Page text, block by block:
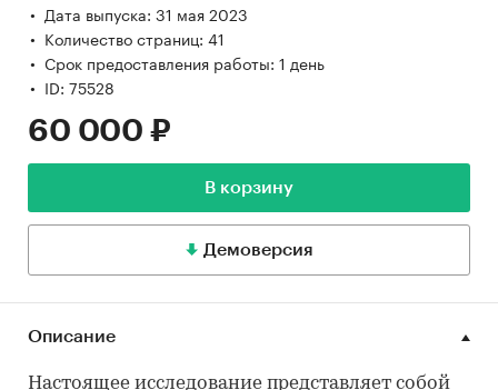
Дата выпуска: 31 мая 2023
Количество страниц: 41
Срок предоставления работы: 1 день
ID: 75528
60 000 ₽
В корзину
Демоверсия
Описание
Настоящее исследование представляет собой